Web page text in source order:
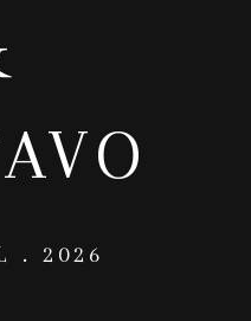
. 2026